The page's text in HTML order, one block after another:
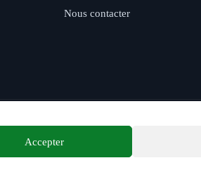
Accepter
Nous contacter